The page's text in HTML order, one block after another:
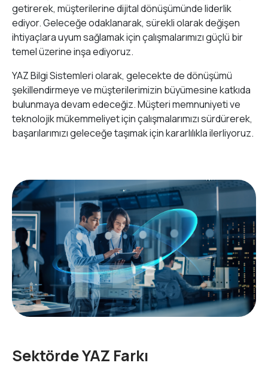
getirerek, müşterilerine dijital dönüşümünde liderlik
ediyor. Geleceğe odaklanarak, sürekli olarak değişen
ihtiyaçlara uyum sağlamak için çalışmalarımızı güçlü bir
temel üzerine inşa ediyoruz.
YAZ Bilgi Sistemleri olarak, gelecekte de dönüşümü
şekillendirmeye ve müşterilerimizin büyümesine katkıda
bulunmaya devam edeceğiz. Müşteri memnuniyeti ve
teknolojik mükemmeliyet için çalışmalarımızı sürdürerek,
başarılarımızı geleceğe taşımak için kararlılıkla ilerliyoruz.
Sektörde YAZ Farkı